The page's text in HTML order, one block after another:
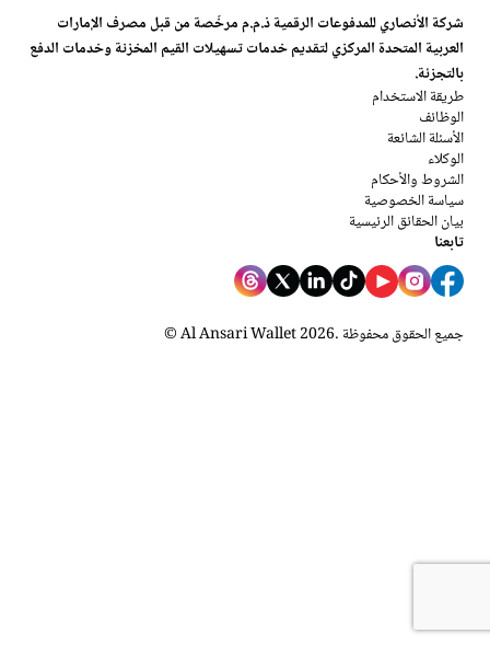
شركة الأنصاري للمدفوعات الرقمية ذ.م.م مرخّصة من قبل مصرف الإمارات
العربية المتحدة المركزي لتقديم خدمات تسهيلات القيم المخزنة وخدمات الدفع
بالتجزئة.
طريقة الاستخدام
الوظائف
الأسئلة الشائعة
الوكلاء
الشروط والأحكام
سياسة الخصوصية
بيان الحقائق الرئيسية
تابعنا
© Al Ansari Wallet2026 . جميع الحقوق محفوظة